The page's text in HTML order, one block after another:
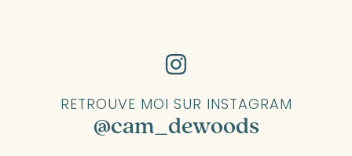
RETROUVE MOI SUR INSTAGRAM
@cam_dewoods